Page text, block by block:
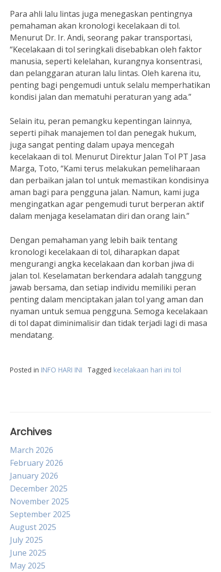
Para ahli lalu lintas juga menegaskan pentingnya
pemahaman akan kronologi kecelakaan di tol.
Menurut Dr. Ir. Andi, seorang pakar transportasi,
“Kecelakaan di tol seringkali disebabkan oleh faktor
manusia, seperti kelelahan, kurangnya konsentrasi,
dan pelanggaran aturan lalu lintas. Oleh karena itu,
penting bagi pengemudi untuk selalu memperhatikan
kondisi jalan dan mematuhi peraturan yang ada.”
Selain itu, peran pemangku kepentingan lainnya,
seperti pihak manajemen tol dan penegak hukum,
juga sangat penting dalam upaya mencegah
kecelakaan di tol. Menurut Direktur Jalan Tol PT Jasa
Marga, Toto, “Kami terus melakukan pemeliharaan
dan perbaikan jalan tol untuk memastikan kondisinya
aman bagi para pengguna jalan. Namun, kami juga
mengingatkan agar pengemudi turut berperan aktif
dalam menjaga keselamatan diri dan orang lain.”
Dengan pemahaman yang lebih baik tentang
kronologi kecelakaan di tol, diharapkan dapat
mengurangi angka kecelakaan dan korban jiwa di
jalan tol. Keselamatan berkendara adalah tanggung
jawab bersama, dan setiap individu memiliki peran
penting dalam menciptakan jalan tol yang aman dan
nyaman untuk semua pengguna. Semoga kecelakaan
di tol dapat diminimalisir dan tidak terjadi lagi di masa
mendatang.
Posted in INFO HARI INI Tagged kecelakaan hari ini tol
Archives
March 2026
February 2026
January 2026
December 2025
November 2025
September 2025
August 2025
July 2025
June 2025
May 2025